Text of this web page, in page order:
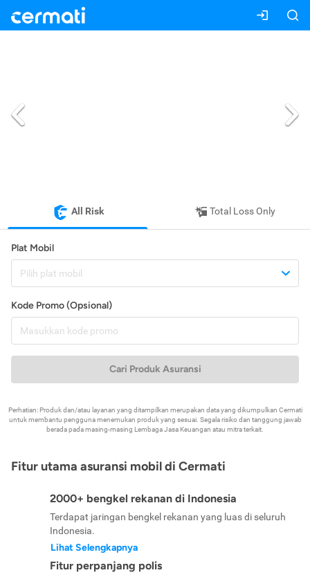
All Risk Total Loss Only
Plat Mobil
Pilih plat mobil
Kode Promo (Opsional)
Cari Produk Asuransi
Perhatian: Produk dan/atau layanan yang ditampilkan merupakan data yang dikumpulkan Cermati
untuk membantu pengguna menemukan produk yang sesuai. Segala risiko dan tanggung jawab
berada pada masing-masing Lembaga Jasa Keuangan atau mitra terkait.
Fitur utama asuransi mobil di Cermati
2000+ bengkel rekanan di Indonesia
Terdapat jaringan bengkel rekanan yang luas di seluruh
Indonesia.
Lihat Selengkapnya
Fitur perpanjang polis